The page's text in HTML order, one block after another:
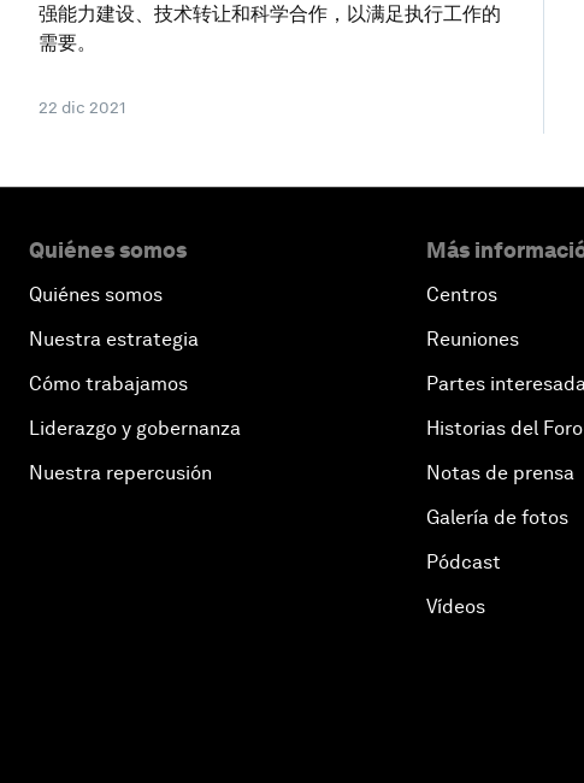
强能力建设、技术转让和科学合作，以满足执行工作的
需要。
22 dic 2021
Quiénes somos
Quiénes somos
Nuestra estrategia
Cómo trabajamos
Liderazgo y gobernanza
Nuestra repercusión
Más
Centros
Reuniones
Partes
Historias del Foro
Notas de prensa
Galería de fotos
Pódcast
Vídeos